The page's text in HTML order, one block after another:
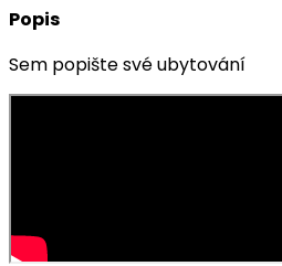
Popis
Sem popište své ubytování